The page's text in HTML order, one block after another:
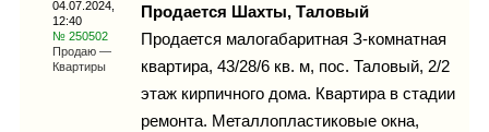
Инфо
04.07.2024,
12:40
№ 250502
Продаю —
Квартиры
Продается Шахты, Таловый
Продается малогабаритная З-комнатная
квартира, 43/28/6 кв. м, пос. Таловый, 2/2
этаж кирпичного дома. Квартира в стадии
ремонта. Металлопластиковые окна,